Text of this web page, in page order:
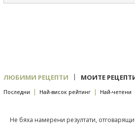
ЛЮБИМИ РЕЦЕПТИ | МОИТЕ
Последни | Най-висок рейтинг | Най-четени
Не бяха намерени резултати,